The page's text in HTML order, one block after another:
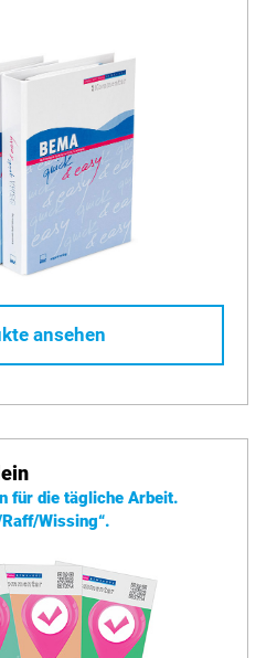
ansehen
für die tägliche Arbeit.
Wissing“.